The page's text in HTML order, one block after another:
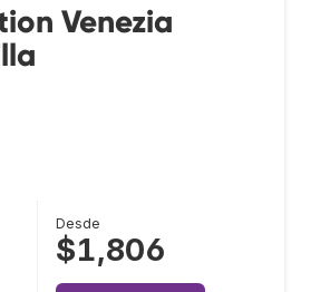
Venezia
Desde
$1,806